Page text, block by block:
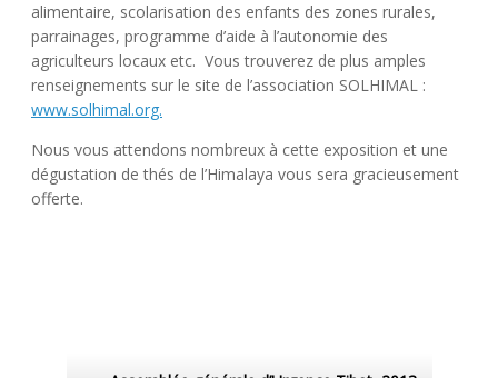
alimentaire, scolarisation des enfants des zones rurales,
parrainages, programme d’aide à l’autonomie des
agriculteurs locaux etc. Vous trouverez de plus amples
renseignements sur le site de l’association SOLHIMAL :
www.solhimal.org.
Nous vous attendons nombreux à cette exposition et une
dégustation de thés de l’Himalaya vous sera gracieusement
offerte.